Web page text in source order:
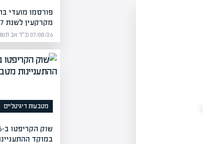
שלכם לא נפגע — ייתכן שתמצאו את עצמכם בתוך
חוק שיקום נזקי מלחמה
פורסמו מועדי
מקרקעין לשנת 2027
07/08/26 (כ״ד אב תשפ״ו) | מערכת אפיק
מטבעות דיגיטליים
במוקד